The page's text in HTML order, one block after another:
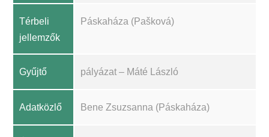
Térbeli
jellemzők
Páskaháza (Pašková)
Gyűjtő pályázat – Máté László
Adatközlő Bene Zsuzsanna (Páskaháza)